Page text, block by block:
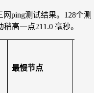
ping测试结果。128个测
高一点211.0 毫秒。
最慢节点